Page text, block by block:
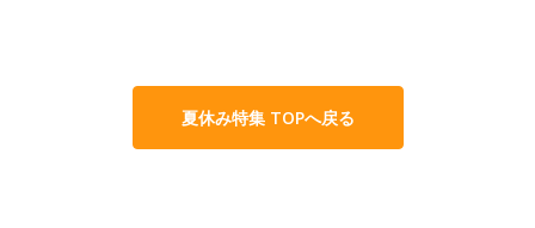
夏休み特集 TOPへ戻る